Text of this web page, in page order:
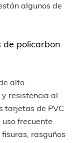
algunos de
de policarbon
alto
resistencia al
tarjetas de PVC
frecuente
rasguños